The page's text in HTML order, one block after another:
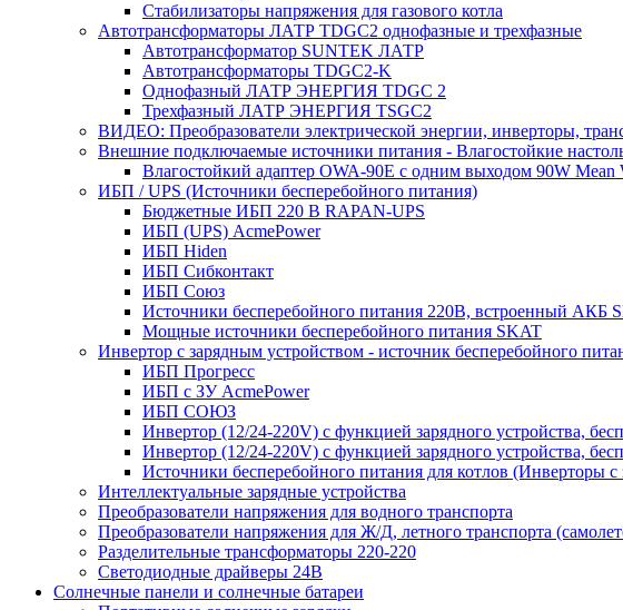
Стабилизаторы напряжения для газового котла
Автотрансформаторы ЛАТР TDGC2 однофазные и трехфазные
Автотрансформатор SUNTEK ЛАТР
Автотрансформаторы TDGC2-K
Однофазный ЛАТР ЭНЕРГИЯ TDGC 2
Трехфазный ЛАТР ЭНЕРГИЯ TSGC2
ВИДЕО: Преобразователи электрической энергии, инверторы,
Внешние подключаемые источники питания - Влагостойкие
Влагостойкий адаптер OWA-90E с одним выходом 90W Mean
ИБП / UPS (Источники бесперебойного питания)
Бюджетные ИБП 220 В RAPAN-UPS
ИБП (UPS) AcmePower
ИБП Hiden
ИБП Сибконтакт
ИБП Союз
Источники бесперебойного питания 220В, встроенный АКБ
Мощные источники бесперебойного питания SKAT
Инвертор с зарядным устройством - источник бесперебойного
ИБП Прогресс
ИБП с ЗУ AcmePower
ИБП СОЮЗ
Инвертор (12/24-220V) с функцией зарядного устройства,
Инвертор (12/24-220V) с функцией зарядного устройства,
Источники бесперебойного питания для котлов (Инверторы
Интеллектуальные зарядные устройства
Преобразователи напряжения для водного транспорта
Преобразователи напряжения для Ж/Д, летного транспорта
Разделительные трансформаторы 220-220
Светодиодные драйверы 24В
Солнечные панели и солнечные батареи